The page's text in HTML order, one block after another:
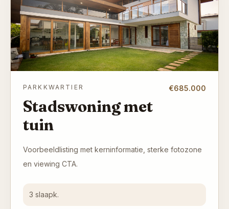
PARKKWARTIER
Stadswoning met
tuin
€685.000
Voorbeeldlisting met kerninformatie, sterke fotozone
en viewing CTA.
3 slaapk.